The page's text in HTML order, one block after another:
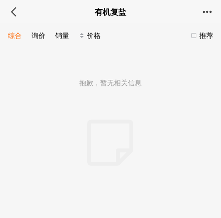
有机复盐
推荐
综合 询价 销量 价格
抱歉，暂无相关信息